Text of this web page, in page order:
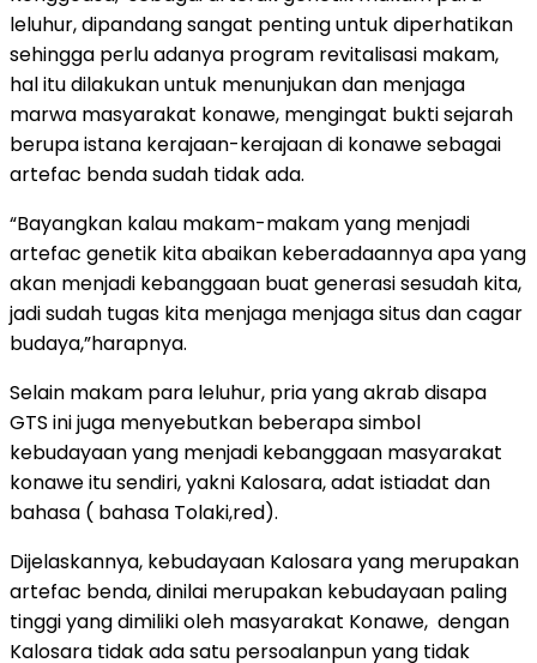
leluhur, dipandang sangat penting untuk diperhatikan
sehingga perlu adanya program revitalisasi makam,
hal itu dilakukan untuk menunjukan dan menjaga
marwa masyarakat konawe, mengingat bukti sejarah
berupa istana kerajaan-kerajaan di konawe sebagai
artefac benda sudah tidak ada.
“Bayangkan kalau makam-makam yang menjadi
artefac genetik kita abaikan keberadaannya apa yang
akan menjadi kebanggaan buat generasi sesudah kita,
jadi sudah tugas kita menjaga menjaga situs dan cagar
budaya,”harapnya.
Selain makam para leluhur, pria yang akrab disapa
GTS ini juga menyebutkan beberapa simbol
kebudayaan yang menjadi kebanggaan masyarakat
konawe itu sendiri, yakni Kalosara, adat istiadat dan
bahasa ( bahasa Tolaki,red).
Dijelaskannya, kebudayaan Kalosara yang merupakan
artefac benda, dinilai merupakan kebudayaan paling
tinggi yang dimiliki oleh masyarakat Konawe, dengan
Kalosara tidak ada satu persoalanpun yang tidak